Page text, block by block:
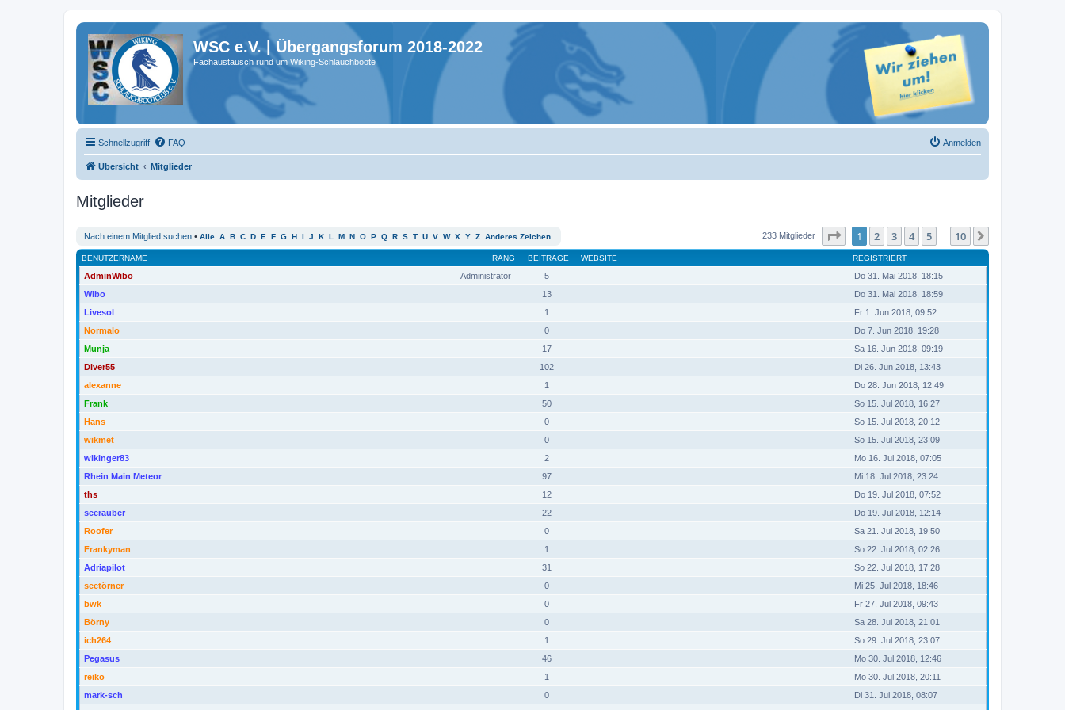
WSC e.V. | Übergangsforum 2018-2022
Fachaustausch rund um Wiking-Schlauchboote
Schnellzugriff FAQ Anmelden
Übersicht Mitglieder
Mitglieder
Nach einem Mitglied suchen • Alle A B C D E F G H I J K L M N O P Q R S T U V W X Y Z Anderes Zeichen 233 Mitglieder Seite von10
1 2 3 4 5 10
RANG
BENUTZERNAME BEITRÄGE WEBSITE REGISTRIERT
Administrator
AdminWibo 5
Do 31. Mai 2018, 18:15
Wibo
13
Do 31. Mai 2018, 18:59
Livesol
1
Fr 1. Jun 2018, 09:52
Normalo
0
Do 7. Jun 2018, 19:28
Munja
17
Sa 16. Jun 2018, 09:19
Diver55
102
Di 26. Jun 2018, 13:43
alexanne
1
Do 28. Jun 2018, 12:49
Frank
50
So 15. Jul 2018, 16:27
Hans
0
So 15. Jul 2018, 20:12
wikmet
0
So 15. Jul 2018, 23:09
wikinger83
2
Mo 16. Jul 2018, 07:05
Rhein Main Meteor
97
Mi 18. Jul 2018, 23:24
ths
12
Do 19. Jul 2018, 07:52
seeräuber
22
Do 19. Jul 2018, 12:14
Roofer
0
Sa 21. Jul 2018, 19:50
Frankyman
1
So 22. Jul 2018, 02:26
Adriapilot
31
So 22. Jul 2018, 17:28
seetörner
0
Mi 25. Jul 2018, 18:46
bwk
0
Fr 27. Jul 2018, 09:43
Börny
0
Sa 28. Jul 2018, 21:01
ich264
1
So 29. Jul 2018, 23:07
Pegasus
46
Mo 30. Jul 2018, 12:46
reiko
1
Mo 30. Jul 2018, 20:11
mark-sch
0
Di 31. Jul 2018, 08:07